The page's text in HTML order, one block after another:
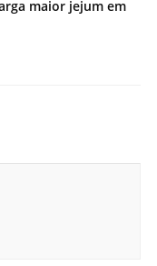
maior jejum em